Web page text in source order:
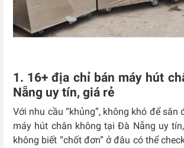
1. 16+ địa chỉ bán máy hút
Nẵng uy tín, giá rẻ
Với nhu cầu “khủng”, không khó để săn
máy hút chân không tại Đà Nẵng uy
không biết “chốt đơn” ở đâu có thể